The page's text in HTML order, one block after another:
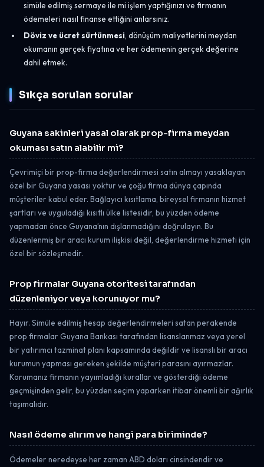
simüle edilmiş sermaye ile mi işlem yaptığınızı ve firmanın
ödemeleri nasıl finanse ettiğini anlarsınız.
Döviz ve ücret sürtünmesi, dönüşüm maliyetlerini meydan
okumanın gerçek fiyatına ve her ödemenin gerçek değerine
dahil etmek.
Sıkça sorulan sorular
Guyana sakinleri yasal olarak prop-firma meydan
okuması satın alabilir mi?
Çevrimiçi bir prop-firma değerlendirmesi satın almayı yasaklayan
özel bir Guyana yasası yoktur ve çoğu firma dünya çapında
müşteriler kabul eder. Bağlayıcı kısıtlama, bireysel firmanın hizmet
şartları ve uyguladığı kısıtlı ülke listesidir, bu yüzden ödeme
yapmadan önce Guyana’nın dışlanmadığını doğrulayın. Bu
düzenlenmiş bir aracı kurum ilişkisi değil, değerlendirme hizmeti için
özel bir sözleşmedir.
Prop firmalar Guyana otoritesi tarafından
düzenleniyor veya korunuyor mu?
Hayır. Simüle edilmiş hesap değerlendirmeleri satan perakende
prop firmalar Guyana Bankası tarafından lisanslanmaz veya yerel
bir yatırımcı tazminat planı kapsamında değildir ve lisanslı bir aracı
kurumun yapması gereken şekilde müşteri parasını ayırmazlar.
Korumanız firmanın yayımladığı kurallar ve gösterdiği ödeme
geçmişinden gelir, bu yüzden seçim yaparken itibar önemli bir ağırlık
taşımalıdır.
Nasıl ödeme alırım ve hangi para biriminde?
Ödemeler neredeyse her zaman ABD doları cinsindendir ve